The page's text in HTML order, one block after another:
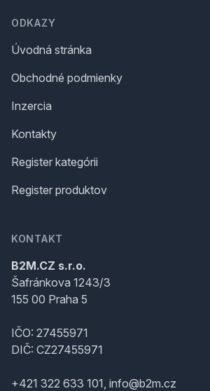
ODKAZY
Úvodná stránka
Obchodné podmienky
Inzercia
Kontakty
Register kategórii
Register produktov
KONTAKT
B2M.CZ s.r.o.
Šafránkova 1243/3
155 00 Praha 5
IČO: 27455971
DIČ: CZ27455971
+421 322 633 101, info@b2m.cz